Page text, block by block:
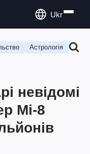
Ukr
Астрологія
невідомі
Мі-8